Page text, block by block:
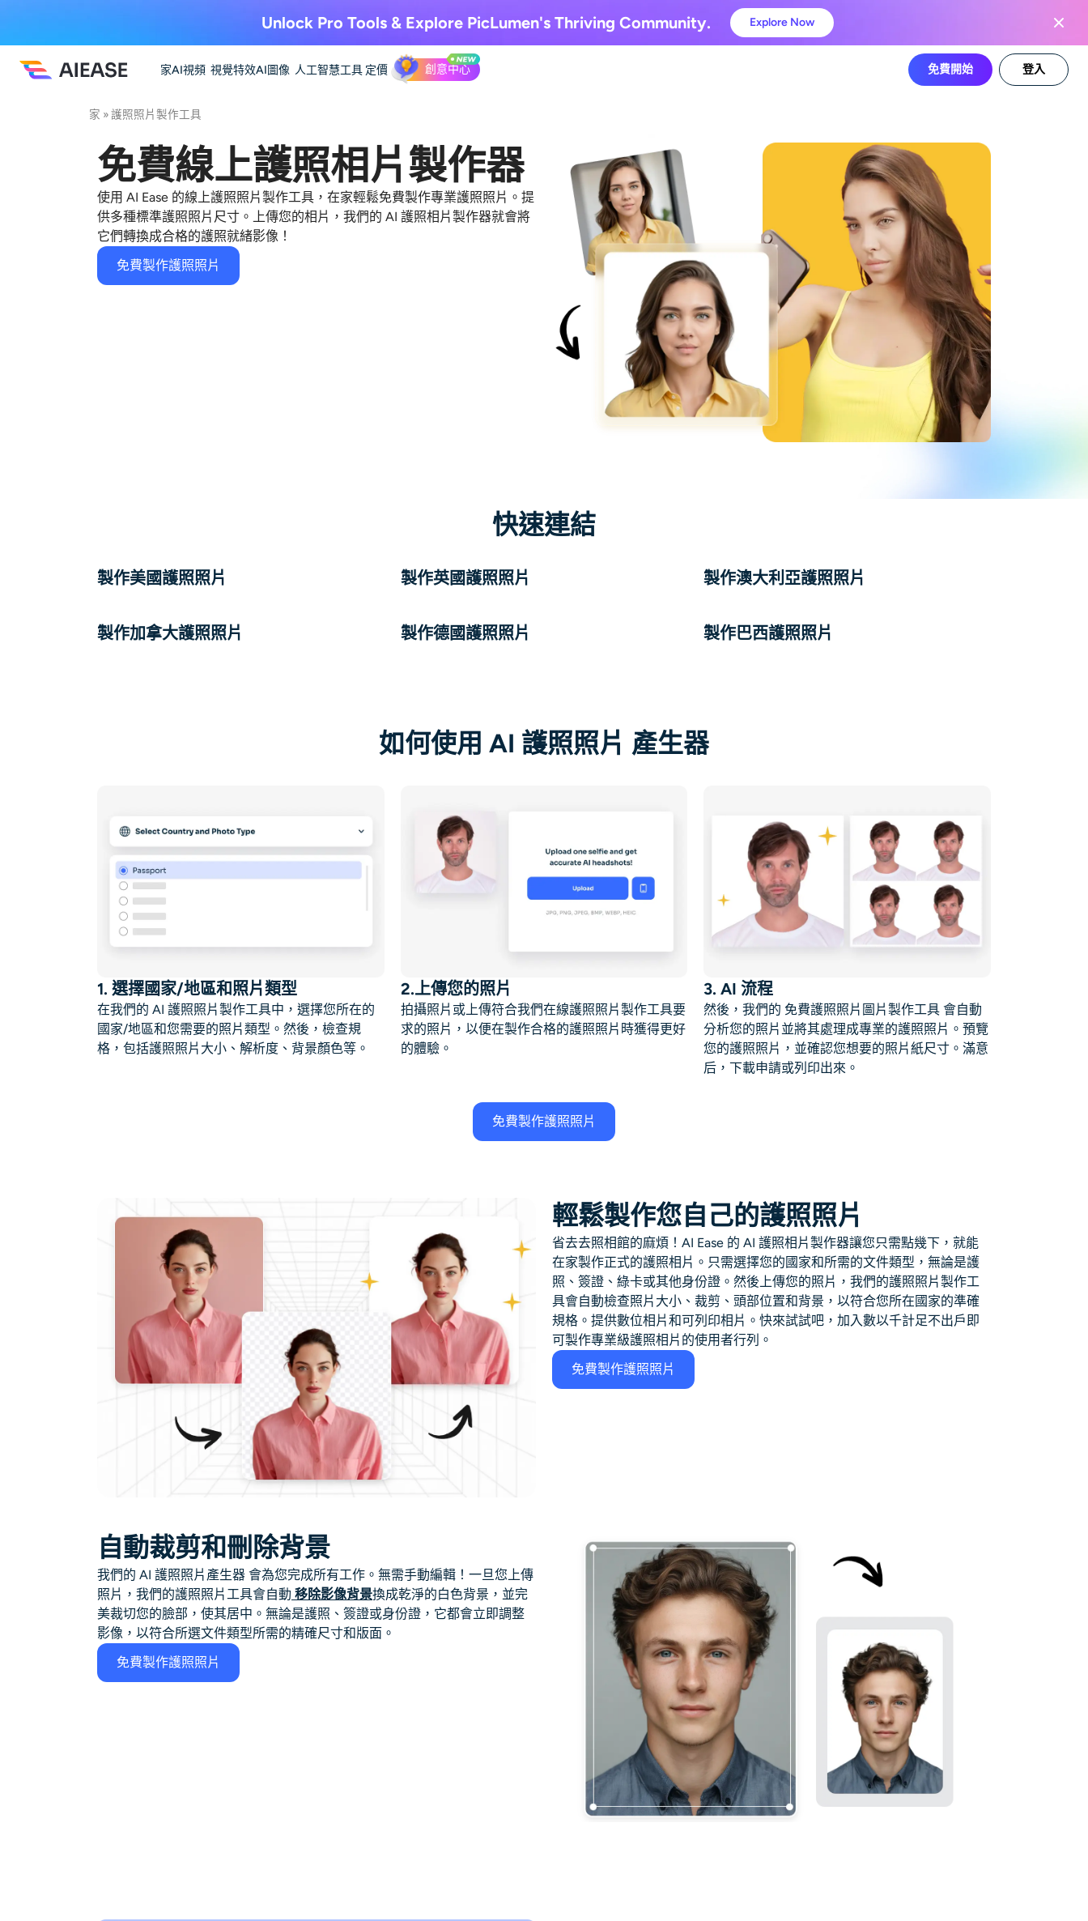
Unlock Pro Tools & ExplorePicLumen's Thriving Community. Explore Now
家AI視頻 視覺特效AI圖像 人工智慧工具 定價 創意中心 免費開始 登入
家 »護照照片製作工具
免費線上護照相片製作器
使用 AI Ease 的線上護照照片製作工具，在家輕鬆免費製作專業護照照片。提
供多種標準護照照片尺寸。上傳您的相片，我們的 AI 護照相片製作器就會將
它們轉換成合格的護照就緒影像！
免費製作護照照片
快速連結
製作美國護照照片 製作英國護照照片 製作澳大利亞護照照片
製作加拿大護照照片 製作德國護照照片 製作巴西護照照片
如何使用 AI 護照照片 產生器
1. 選擇國家/地區和照片類型
在我們的 AI 護照照片製作工具中，選擇您所在的
國家/地區和您需要的照片類型。然後，檢查規
格，包括護照照片大小、解析度、背景顏色等。
2.上傳您的照片
拍攝照片或上傳符合我們在線護照照片製作工具要
求的照片，以便在製作合格的護照照片時獲得更好
的體驗。
3. AI 流程
然後，我們的 免費護照照片圖片製作工具 會自動
分析您的照片並將其處理成專業的護照照片。預覽
您的護照照片，並確認您想要的照片紙尺寸。滿意
后，下載申請或列印出來。
免費製作護照照片
輕鬆製作您自己的護照照片
省去去照相館的麻煩！AI Ease 的 AI 護照相片製作器讓您只需點幾下，就能
在家製作正式的護照相片。只需選擇您的國家和所需的文件類型，無論是護
照、簽證、綠卡或其他身份證。然後上傳您的照片，我們的護照照片製作工
具會自動檢查照片大小、裁剪、頭部位置和背景，以符合您所在國家的準確
規格。提供數位相片和可列印相片。快來試試吧，加入數以千計足不出戶即
可製作專業級護照相片的使用者行列。
免費製作護照照片
自動裁剪和刪除背景
我們的 AI 護照照片產生器 會為您完成所有工作。無需手動編輯！一旦您上傳
照片，我們的護照照片工具會自動 移除影像背景換成乾淨的白色背景，並完
美裁切您的臉部，使其居中。無論是護照、簽證或身份證，它都會立即調整
影像，以符合所選文件類型所需的精確尺寸和版面。
免費製作護照照片